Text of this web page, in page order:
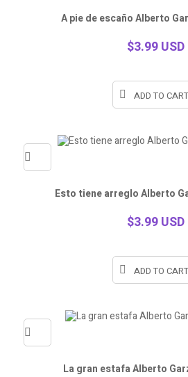
A pie de escaño Alberto
$3.99 USD
ADD TO CART
Esto tiene arreglo Alberto
$3.99 USD
ADD TO CART
La gran estafa Alberto